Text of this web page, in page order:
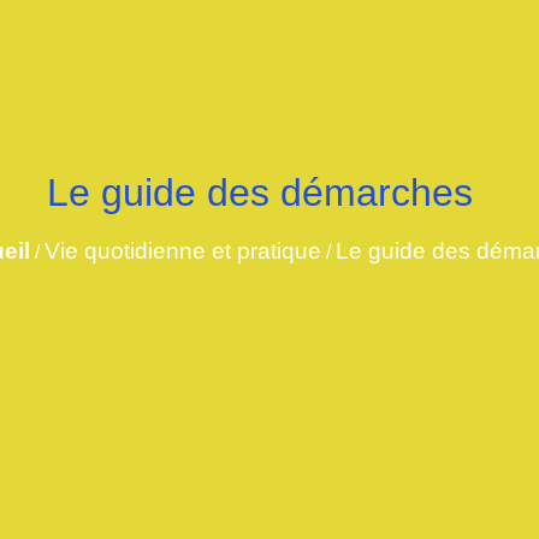
Le guide des démarches
/Vie quotidienne et pratique / Le guide des